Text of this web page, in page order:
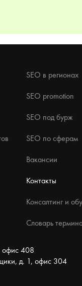
SEO в регионах
SEO promotion
SEO под бурж
SEO по сферам
Вакансии
Контакты
Консалтинг и
Словарь
офис 408
д. 1, офис 304